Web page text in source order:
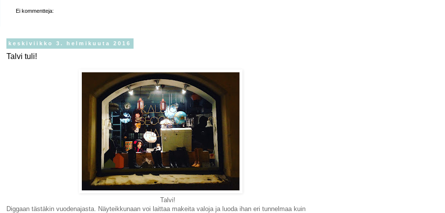
Ei kommentteja:
keskiviikko 3. helmikuuta 2016
Talvi tuli!
Talvi!
Diggaan tästäkin vuodenajasta. Näyteikkunaan voi laittaa makeita valoja ja luoda ihan eri tunnelmaa kuin